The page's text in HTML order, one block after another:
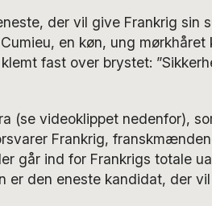
der vil give Frankrig
en køn, ung
fast over brystet:
(se videoklippet nedenfor),
Frankrig,
går ind for Frankrigs totale
er den eneste kandidat, der